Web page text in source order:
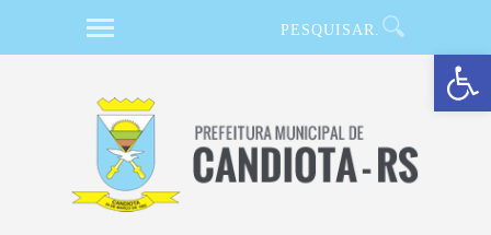
Barra de Ferramentas Aberta